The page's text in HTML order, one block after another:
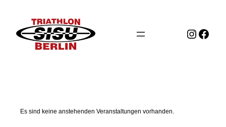
Es sind keine anstehenden Veranstaltungen vorhanden.